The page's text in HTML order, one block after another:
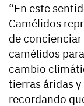
“En este
Camélidos
de
camélidos
cambio
tierras áridas
recordando